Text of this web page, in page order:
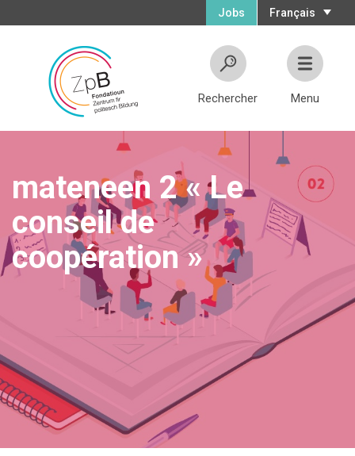
Français
Jobs
Rechercher Menu
mateneen 2 « Le
conseil de
coopération »